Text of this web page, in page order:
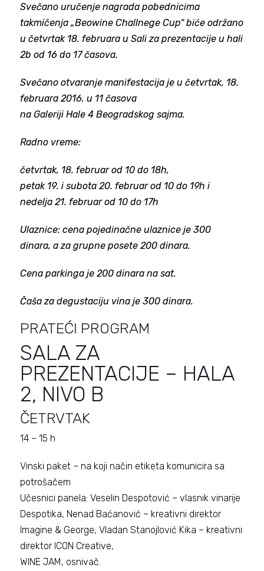
Svečano uručenje nagrada pobednicima
takmičenja „Beowine Challnege Cup“ biće održano
u četvrtak 18. februara u Sali za prezentacije u hali
2b od 16 do 17 časova.
Svečano otvaranje manifestacija je u četvrtak, 18.
februara 2016. u 11 časova
na Galeriji Hale 4 Beogradskog sajma.
Radno vreme:
četvrtak, 18. februar od 10 do 18h,
petak 19. i subota 20. februar od 10 do 19h i
nedelja 21. februar od 10 do 17h
Ulaznice: cena pojedinačne ulaznice je 300
dinara, a za grupne posete 200 dinara.
Cena parkinga je 200 dinara na sat.
Čaša za degustaciju vina je 300 dinara.
PRATEĆI PROGRAM
SALA ZA
PREZENTACIJE – HALA
2, NIVO B
ČETRVTAK
14 – 15 h
Vinski paket – na koji način etiketa komunicira sa
potrošačem
Učesnici panela: Veselin Despotović – vlasnik vinarije
Despotika, Nenad Baćanović – kreativni direktor
Imagine & George, Vladan Stanojlović Kika – kreativni
direktor ICON Creative,
WINE JAM, osnivač.